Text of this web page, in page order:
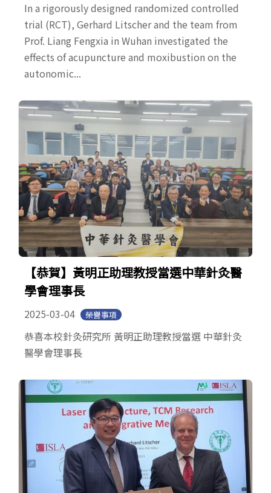
In a rigorously designed randomized controlled
trial (RCT), Gerhard Litscher and the team from
Prof. Liang Fengxia in Wuhan investigated the
effects of acupuncture and moxibustion on the
autonomic...
【恭賀】黃明正助理教授當選中華針灸醫
學會理事長
2025-03-04 榮譽事項
恭喜本校針灸研究所 黃明正助理教授當選 中華針灸
醫學會理事長